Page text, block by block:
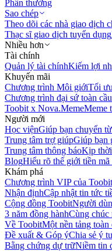
Phần thưởng
Sao chép
Theo dõi các nhà giao dịch
Thạc sĩ giao dịch tuyển dụng
Nhiều hơn
Tài chính
Quản lý tài chínhKiếm lợi
Khuyến mãi
Chương trình Môi giớiTối
Chương trình đại sứ toàn
Toobit x Nova.MemeMeme
Người mới
Học việnGiúp bạn chuyển
Trung tâm trợ giúpGiúp bạn
Trung tâm thông báoKịp thời
BlogHiểu rõ thế giới tiền
Khám phá
Chương trình VIP của Toobit
Nhận địnhCập nhật tin tức
Cộng đồng ToobitNgười
3 năm đồng hànhCùng chúc
Về ToobitMột nền tảng
Đề xuất & Góp ýChia sẻ ý
Bằng chứng dự trữNiềm tin